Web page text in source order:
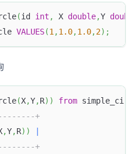
(id int , X double,Y
VALUES(1,1.0,1.0,2) ;
(X,Y,R) ) from
+
,Y,R) )
|
+